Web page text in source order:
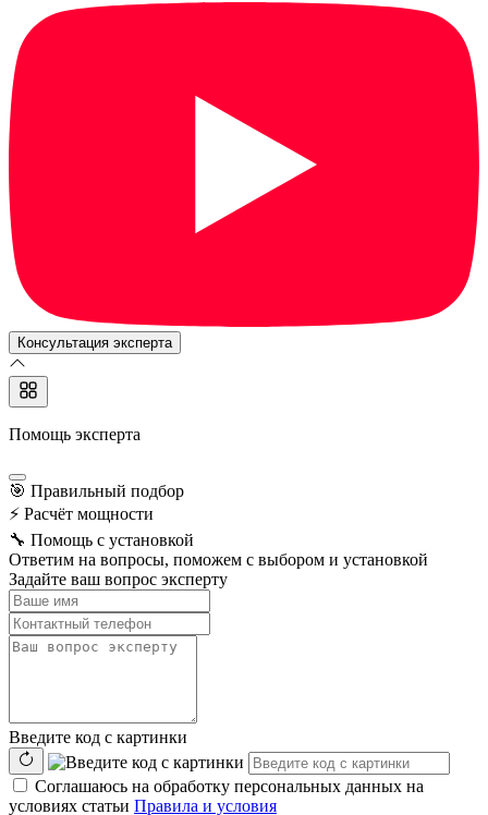
Консультация эксперта
Помощь эксперта
🎯 Правильный подбор
⚡ Расчёт мощности
🔧 Помощь с установкой
Ответим на вопросы, поможем с выбором и установкой
Задайте ваш вопрос эксперту
Введите код с картинки
Соглашаюсь на обработку персональных данных на
условиях статьи Правила и условия